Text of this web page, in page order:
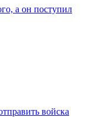
а он поступил
войска